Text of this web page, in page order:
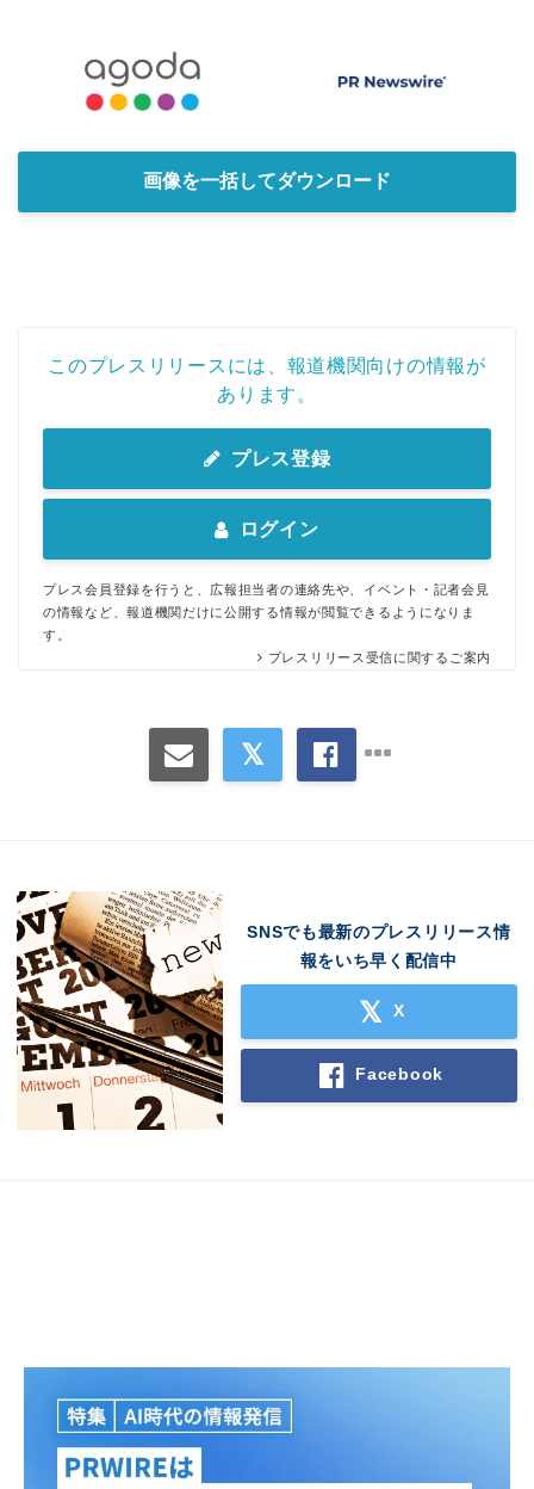
画像を一括してダウンロード
このプレスリリースには、報道機関向けの情報が
あります。
プレス登録
ログイン
プレス会員登録を行うと、広報担当者の連絡先や、イベント・記者会見
の情報など、報道機関だけに公開する情報が閲覧できるようになりま
す。
プレスリリース受信に関するご案内
SNSでも最新のプレスリリース情
報をいち早く配信中
X
Facebook